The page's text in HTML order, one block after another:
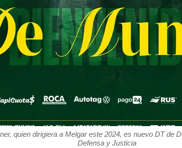
quien dirigiera a Melgar este 2024, es nuevo DT de
Defensa y Justicia